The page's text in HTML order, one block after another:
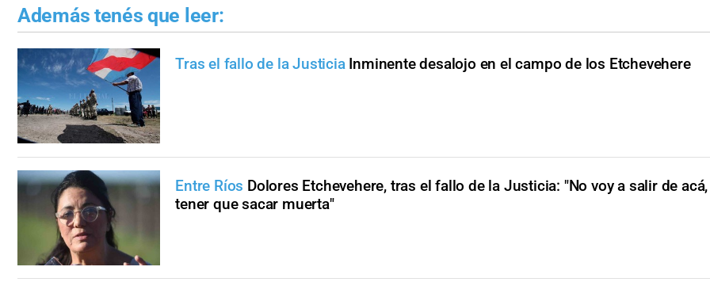
Además tenés que leer:
Tras el fallo de la Justicia Inminente desalojo en el campo de los Etchevehere
Entre Ríos Dolores Etchevehere, tras el fallo de la Justicia: "No voy a salir de
tener que sacar muerta"